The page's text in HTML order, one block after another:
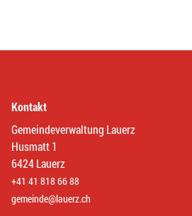
Kontakt
Gemeindeverwaltung Lauerz
Husmatt 1
6424 Lauerz
+41 41 818 66 88
gemeinde@lauerz.ch